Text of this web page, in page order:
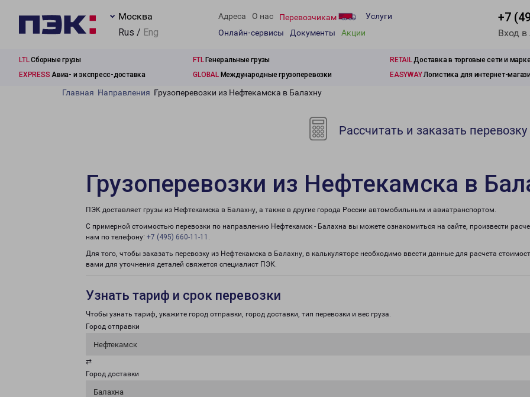
Москва
Rus / Eng
Адреса О нас Перевозчикам
Услуги
Онлайн-сервисы
Документы Акции
+7
Вход
LTLСборные грузы FTLГенеральные грузы RETAILДоставка в торговые сети и
EXPRESS Авиа- и экспресс-доставка GLOBALМеждународные грузоперевозки EASYWAYЛогистика для интернет-
Главная Направления Грузоперевозки из Нефтекамска в Балахну
Рассчитать и заказать перевозку
Грузоперевозки из Нефтекамска в
ПЭК доставляет грузы из Нефтекамска в Балахну, а также в другие города России автомобильным и авиатранспортом.
С примерной стоимостью перевозки по направлению Нефтекамск - Балахна вы можете ознакомиться на сайте, произвести
нам по телефону: +7 (495) 660-11-11 .
Для того, чтобы заказать перевозку из Нефтекамска в Балахну, в калькуляторе необходимо ввести данные для расчета
вами для уточнения деталей свяжется специалист ПЭК.
Узнать тариф и срок перевозки
Чтобы узнать тариф, укажите город отправки, город доставки, тип перевозки и вес груза.
Город отправки
Нефтекамск
⇄
Город доставки
Балахна